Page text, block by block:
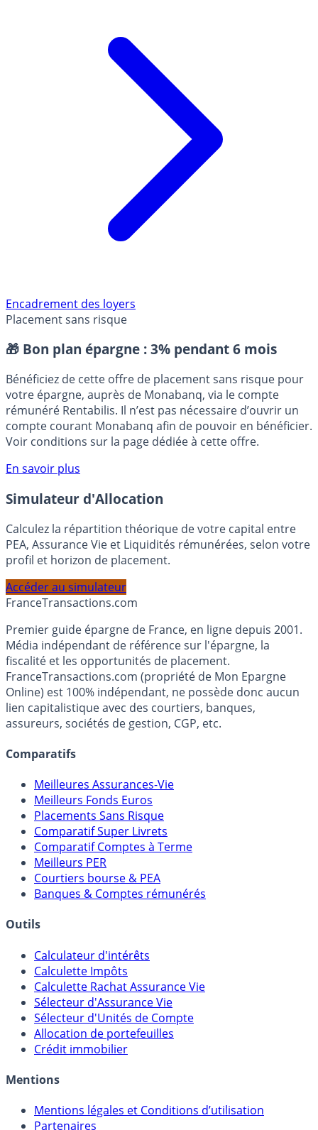
Encadrement des loyers
Placement sans risque
🎁 Bon plan épargne : 3% pendant 6 mois
Bénéficiez de cette offre de placement sans risque pour
votre épargne, auprès de Monabanq, via le compte
rémunéré Rentabilis. Il n’est pas nécessaire d’ouvrir un
Voir conditions sur la page dédiée à cette offre.
En savoir plus
Simulateur d'Allocation
Calculez la répartition théorique de votre capital entre
PEA, Assurance Vie et Liquidités rémunérées, selon votre
profil et horizon de placement.
FranceTransactions.com
Premier guide épargne de France, en ligne depuis 2001.
Média indépendant de référence sur l'épargne, la
fiscalité et les opportunités de placement.
FranceTransactions.com (propriété de Mon Epargne
Online) est 100% indépendant, ne possède donc aucun
lien capitalistique avec des courtiers, banques,
assureurs, sociétés de gestion, CGP, etc.
Comparatifs
Meilleures Assurances-Vie
Meilleurs Fonds Euros
Placements Sans Risque
Comparatif Super Livrets
Comparatif Comptes à Terme
Meilleurs PER
Banques & Comptes rémunérés
Outils
Calculateur d'intérêts
Calculette Impôts
Calculette Rachat Assurance Vie
Sélecteur d'Assurance Vie
Sélecteur d'Unités de Compte
Crédit immobilier
Mentions